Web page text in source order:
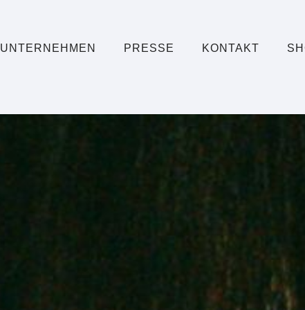
UNTERNEHMEN PRESSE KONTAKT